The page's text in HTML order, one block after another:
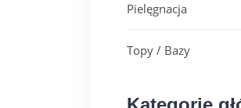
Pielęgnacja
Topy / Bazy